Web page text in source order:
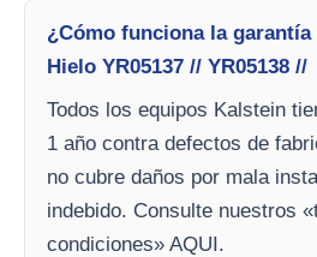
¿Cómo funciona la garantía
Hielo YR05137 // YR05138 //
Todos los equipos Kalstein
1 año contra defectos de
no cubre daños por mala
indebido. Consulte nuestros
condiciones» AQUI.